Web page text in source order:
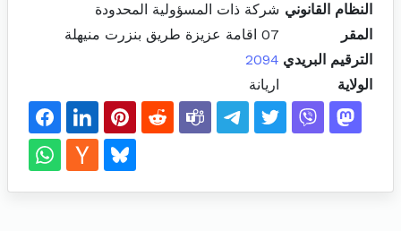
النظام القانوني شركة ذات المسؤولية المحدودة
المقر
07 اقامة عزيزة طريق بنزرت منيهلة
الترقيم البريدي 2094
الولاية
اريانة